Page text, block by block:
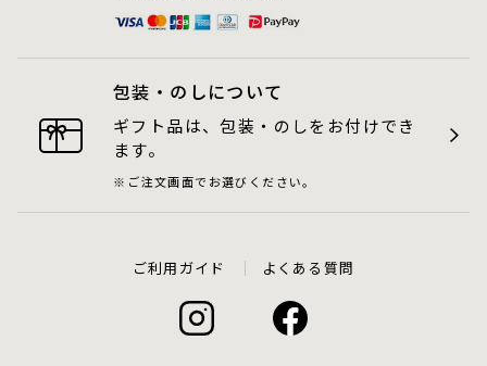
包装・のしについて
ギフト品は、包装・のしをお付けでき
ます。
ご注文画面でお選びください。
ご利用ガイド よくある質問